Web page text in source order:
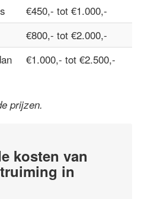
€450,- tot €1.000,-
€800,- tot €2.000,-
€1.000,- tot €2.500,-
prijzen.
kosten van
in